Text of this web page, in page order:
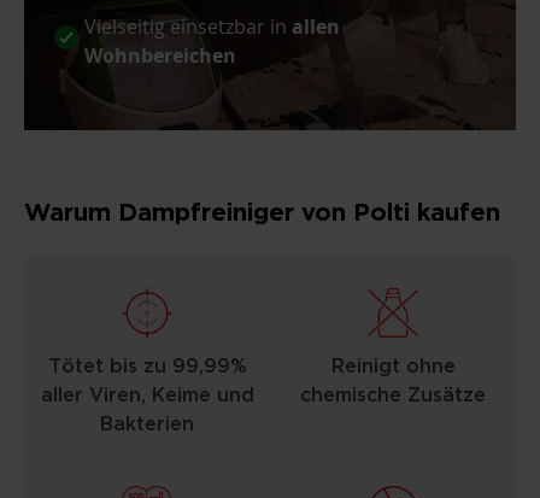
Vielseitig einsetzbar in allen
Wohnbereichen
Warum Dampfreiniger von Polti kaufen
Tötet bis zu 99,99%
aller Viren, Keime und
Bakterien
Reinigt ohne
chemische Zusätze